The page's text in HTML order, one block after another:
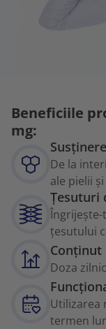
Beneficiile
mg:
De la
ale pielii
Țesuturi
țesutului
Doza
Utilizarea
termen